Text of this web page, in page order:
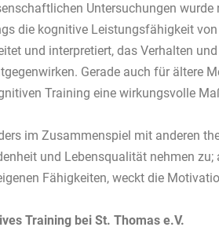
Untersuchungen
die kognitive Leistungsfähigkeit
und interpretiert, das Verhalten
Gerade auch für ältere
Training eine wirkungsvolle
im Zusammenspiel mit anderen
und Lebensqualität nehmen
Fähigkeiten, weckt die
Training bei St. Thomas e.V.